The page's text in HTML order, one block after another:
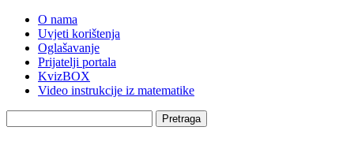
O nama
Uvjeti korištenja
Oglašavanje
Prijatelji portala
KvizBOX
Video instrukcije iz matematike
Pretraga